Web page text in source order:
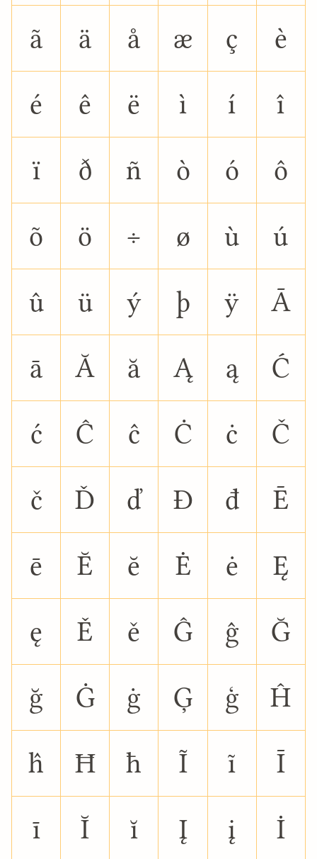
ã ä å æ ç è
é ê ë ì í î
ï ð ñ ò ó ô
õ ö ÷ ø ù ú
û ü ý þ ÿ Ā
ā Ă ă Ą ą Ć
ć Ĉ ĉ Ċ ċ Č
č Ď ď Đ đ Ē
ē Ĕ ĕ Ė ė Ę
ę Ě ě Ĝ ĝ Ğ
ğ Ġ ġ Ģ ģ Ĥ
ĥ Ħ ħ Ĩ ĩ Ī
ī Ĭ ĭ Į į İ